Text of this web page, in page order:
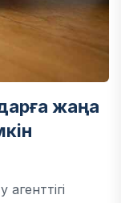
жаңа